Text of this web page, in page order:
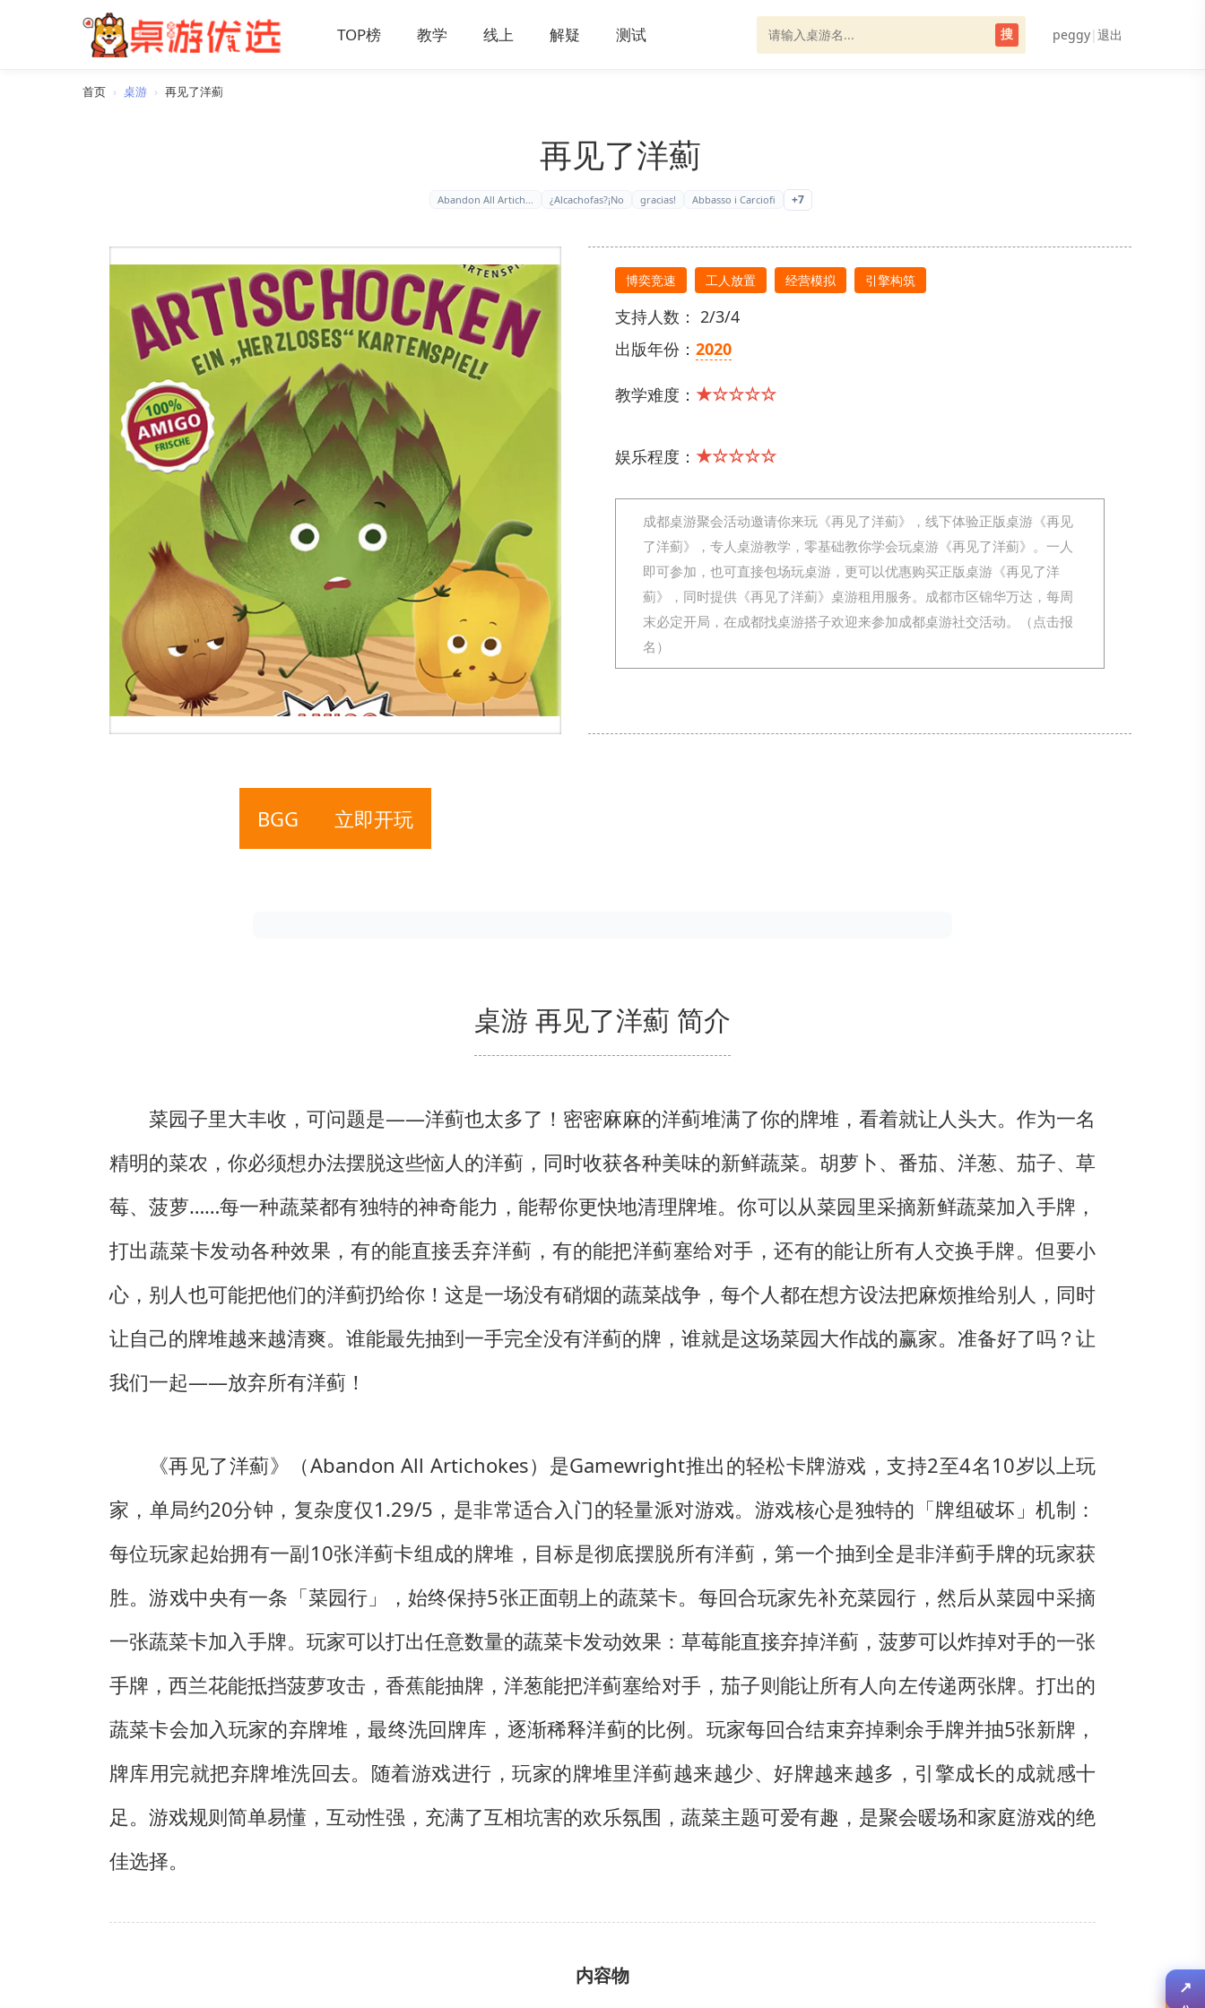
TOP榜 教学 线上 解疑 测试 搜 peggy| 退出
首页 › 桌游 › 再见了洋薊
再见了洋薊
Abandon All Artich… ¿Alcachofas?¡No gracias! Abbasso i Carciofi +7
博奕竞速 工人放置 经营模拟 引擎构筑
支持人数： 2/3/4
出版年份： 2020
教学难度： ★☆☆☆☆
娱乐程度： ★☆☆☆☆
成都桌游聚会活动邀请你来玩《再见了洋薊》，线下体验正版桌游《再见
了洋薊》，专人桌游教学，零基础教你学会玩桌游《再见了洋薊》。一人
即可参加，也可直接包场玩桌游，更可以优惠购买正版桌游《再见了洋
薊》，同时提供《再见了洋薊》桌游租用服务。成都市区锦华万达，每周
末必定开局，在成都找桌游搭子欢迎来参加成都桌游社交活动。（点击报
名）
BGG 立即开玩
桌游 再见了洋薊 简介
菜园子里大丰收，可问题是——洋蓟也太多了！密密麻麻的洋蓟堆满了你的牌堆，看着就让人头大。作为一名
精明的菜农，你必须想办法摆脱这些恼人的洋蓟，同时收获各种美味的新鲜蔬菜。胡萝卜、番茄、洋葱、茄子、草
莓、菠萝……每一种蔬菜都有独特的神奇能力，能帮你更快地清理牌堆。你可以从菜园里采摘新鲜蔬菜加入手牌，
打出蔬菜卡发动各种效果，有的能直接丢弃洋蓟，有的能把洋蓟塞给对手，还有的能让所有人交换手牌。但要小
心，别人也可能把他们的洋蓟扔给你！这是一场没有硝烟的蔬菜战争，每个人都在想方设法把麻烦推给别人，同时
让自己的牌堆越来越清爽。谁能最先抽到一手完全没有洋蓟的牌，谁就是这场菜园大作战的赢家。准备好了吗？让
我们一起——放弃所有洋蓟！
《再见了洋薊》（Abandon All Artichokes）是Gamewright推出的轻松卡牌游戏，支持2至4名10岁以上玩
家，单局约20分钟，复杂度仅1.29/5，是非常适合入门的轻量派对游戏。游戏核心是独特的「牌组破坏」机制：
每位玩家起始拥有一副10张洋蓟卡组成的牌堆，目标是彻底摆脱所有洋蓟，第一个抽到全是非洋蓟手牌的玩家获
胜。游戏中央有一条「菜园行」，始终保持5张正面朝上的蔬菜卡。每回合玩家先补充菜园行，然后从菜园中采摘
一张蔬菜卡加入手牌。玩家可以打出任意数量的蔬菜卡发动效果：草莓能直接弃掉洋蓟，菠萝可以炸掉对手的一张
手牌，西兰花能抵挡菠萝攻击，香蕉能抽牌，洋葱能把洋蓟塞给对手，茄子则能让所有人向左传递两张牌。打出的
蔬菜卡会加入玩家的弃牌堆，最终洗回牌库，逐渐稀释洋蓟的比例。玩家每回合结束弃掉剩余手牌并抽5张新牌，
牌库用完就把弃牌堆洗回去。随着游戏进行，玩家的牌堆里洋蓟越来越少、好牌越来越多，引擎成长的成就感十
足。游戏规则简单易懂，互动性强，充满了互相坑害的欢乐氛围，蔬菜主题可爱有趣，是聚会暖场和家庭游戏的绝
佳选择。
内容物 ↗